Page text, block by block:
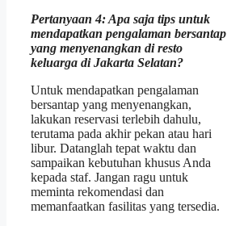
Pertanyaan 4: Apa saja tips untuk
mendapatkan pengalaman bersantap
yang menyenangkan di resto
keluarga di Jakarta Selatan?
Untuk mendapatkan pengalaman
bersantap yang menyenangkan,
lakukan reservasi terlebih dahulu,
terutama pada akhir pekan atau hari
libur. Datanglah tepat waktu dan
sampaikan kebutuhan khusus Anda
kepada staf. Jangan ragu untuk
meminta rekomendasi dan
memanfaatkan fasilitas yang tersedia.